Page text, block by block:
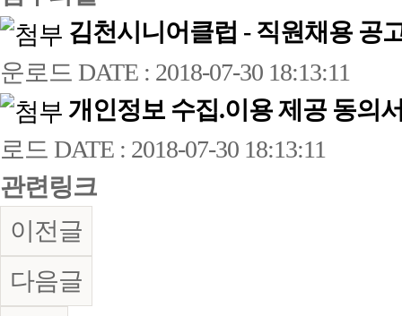
김천시니어클럽 - 직원채용 공
운로드 DATE : 2018-07-30 18:13:11
개인정보 수집.이용 제공 동의
로드 DATE : 2018-07-30 18:13:11
관련링크
이전글
다음글